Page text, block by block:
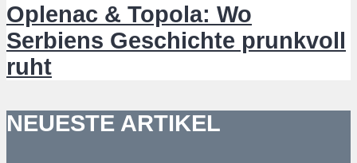
Oplenac & Topola: Wo
Serbiens Geschichte prunkvoll
ruht
NEUESTE ARTIKEL